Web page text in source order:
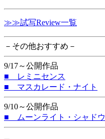
≫≫試写Review一覧
－その他おすすめ－
9/17～公開作品
■ レミニセンス
■ マスカレード・ナイト
9/10～公開作品
■ ムーンライト・シャドウ